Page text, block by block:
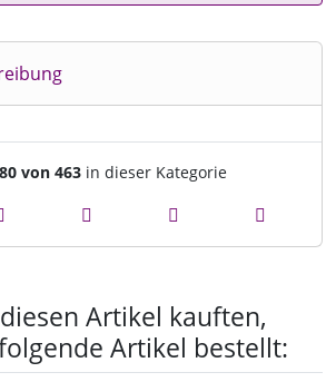
Artikelnavigation innerhalb
80 von 463 in dieser Kategorie
Artikel kauften,
Artikel bestellt: